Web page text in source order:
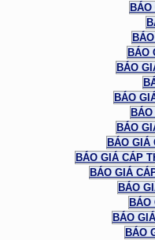
BÁO
BÁO
BÁO
BÁO
BÁO
BÁO
BÁO GIÁ
BÁO GIÁ CÁP
BÁO GIÁ
BÁO
BÁO
BÁO
BÁO